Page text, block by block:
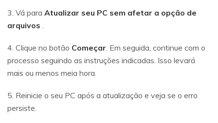
3. Vá para Atualizar seu PC sem afetar a opção de
arquivos
4. Clique no botão Começar . Em seguida, continue com o
processo seguindo as instruções indicadas. Isso levará
mais ou menos meia hora.
5. Reinicie o seu PC após a atualização e veja se o erro
persiste.